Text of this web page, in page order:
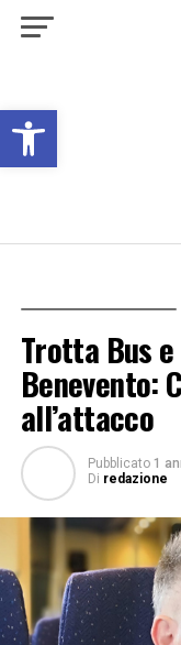
Open
Trotta Bus
Benevento:
all’attacco
Pubblicato 1
Di redazione